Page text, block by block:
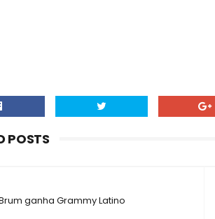
POSTS
ganha Grammy Latino